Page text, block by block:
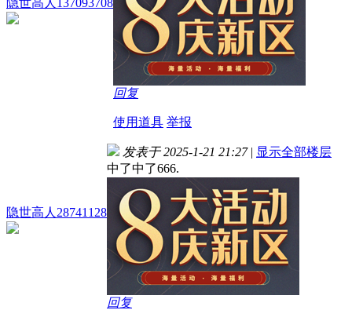
回复
使用道具 举报
隐世高人28741128
发表于 2025-1-21 21:27 | 显示全部楼层
中了中了666.
回复